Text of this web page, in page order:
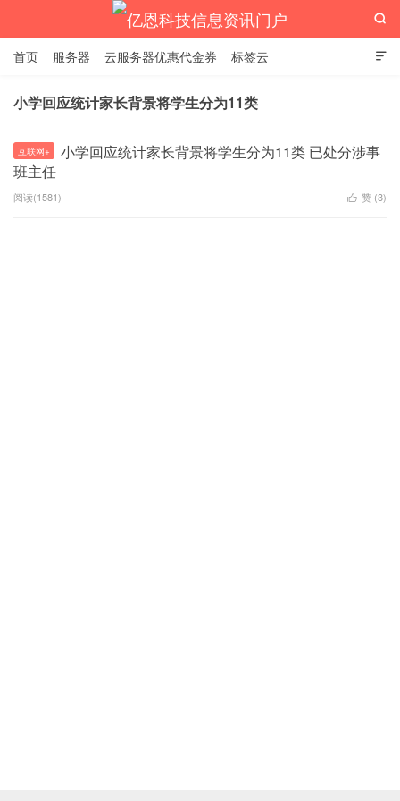
亿恩科技信息资讯门户

首页 服务器 云服务器优惠代金券 标签云

小学回应统计家长背景将学生分为11类
互联网+
小学回应统计家长背景将学生分为11类 已处分涉事
班主任
阅读(1581)  赞 (3)